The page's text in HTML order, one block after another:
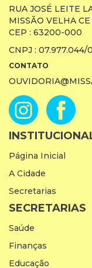
RUA JOSÉ LEITE
MISSÃO VELHA CE
CEP : 63200-000
CNPJ : 07.977.044/
CONTATO
Página Inicial
A Cidade
Secretarias
SECRETARIAS
Saúde
Finanças
Educação